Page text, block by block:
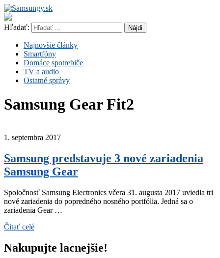
Hľadať:
Najnovšie články
Smartfóny
Domáce spotrebiče
TV a audio
Ostatné správy
Samsung Gear Fit2
1. septembra 2017
Samsung predstavuje 3 nové zariadenia
Samsung Gear
Spoločnosť Samsung Electronics včera 31. augusta 2017 uviedla tri
nové zariadenia do popredného nosného portfólia. Jedná sa o
zariadenia Gear …
Čítať celé
Nakupujte lacnejšie!